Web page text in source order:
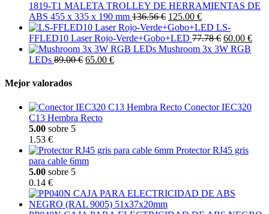
1819-T1 MALETA TROLLEY DE HERRAMIENTAS DE
ABS 455 x 335 x 190 mm 136.56 € 125.00 €
LS-
FFLED10 Laser Rojo-Verde+Gobo+LED 77.78 € 60.00 €
Mushroom 3x 3W RGB
LEDs 89.00 € 65.00 €
Mejor valorados
Conector IEC320
C13 Hembra Recto
5.00 sobre 5
1.53 €
Protector RJ45 gris
para cable 6mm
5.00 sobre 5
0.14 €